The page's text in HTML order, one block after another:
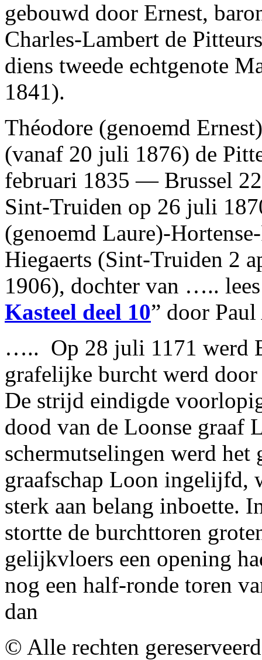
gebouwd door Ernest,
Charles-Lambert de
diens tweede echtgenote
1841).
Théodore (genoemd
(vanaf 20 juli 1876) de
februari 1835 — Brussel
Sint-Truiden op 26 juli
(genoemd Laure)-
Hiegaerts (Sint-Truiden 2
1906), dochter van …..
Kasteel deel 10” door
….. Op 28 juli 1171 werd
grafelijke burcht werd
De strijd eindigde
dood van de Loonse
schermutselingen werd
graafschap Loon ingelijfd,
sterk aan belang inboette.
stortte de burchttoren
gelijkvloers een opening
nog een half-ronde toren
dan
© Alle rechten